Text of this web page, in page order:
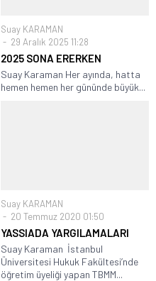
Suay KARAMAN
29 Aralık 2025 11:28
2025 SONA ERERKEN
Suay Karaman Her ayında, hatta
hemen hemen her gününde büyük...
Suay KARAMAN
20 Temmuz 2020 01:50
YASSIADA YARGILAMALARI
Suay Karaman İstanbul
Üniversitesi Hukuk Fakültesi’nde
öğretim üyeliği yapan TBMM...